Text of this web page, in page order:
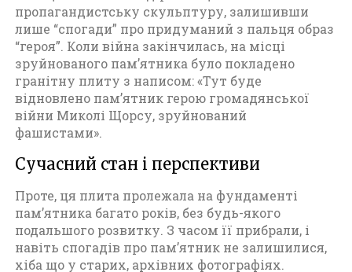
а
п
е
р
і
о
д
р
г
о
ї
с
пропагандистську скульптуру, залишивши
лише “спогади” про придуманий з пальця образ
“героя”. Коли війна закінчилась, на місці
зруйнованого пам’ятника було покладено
гранітну плиту з написом: «Тут буде
відновлено пам’ятник герою громадянської
війни Миколі Щорсу, зруйнований
фашистами».
Сучасний стан і перспективи
Проте, ця плита пролежала на фундаменті
пам’ятника багато років, без будь-якого
подальшого розвитку. З часом її прибрали, і
навіть спогадів про пам’ятник не залишилися,
хіба що у старих, архівних фотографіях.